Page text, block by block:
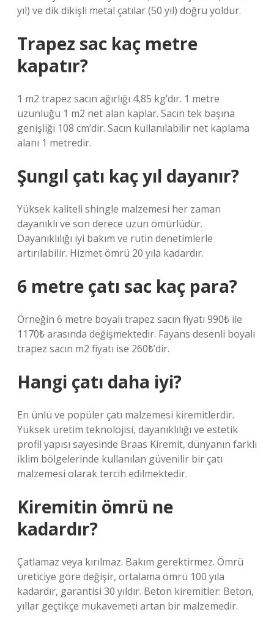
yıl) ve dik dikişli metal çatılar (50 yıl) doğru yoldur.
Trapez sac kaç metre
kapatır?
1 m2 trapez sacın ağırlığı 4,85 kg’dır. 1 metre
uzunluğu 1 m2 net alan kaplar. Sacın tek başına
genişliği 108 cm’dir. Sacın kullanılabilir net kaplama
alanı 1 metredir.
Şungıl çatı kaç yıl dayanır?
Yüksek kaliteli shingle malzemesi her zaman
dayanıklı ve son derece uzun ömürlüdür.
Dayanıklılığı iyi bakım ve rutin denetimlerle
artırılabilir. Hizmet ömrü 20 yıla kadardır.
6 metre çatı sac kaç para?
Örneğin 6 metre boyalı trapez sacın fiyatı 990₺ ile
1170₺ arasında değişmektedir. Fayans desenli boyalı
trapez sacın m2 fiyatı ise 260₺’dir.
Hangi çatı daha iyi?
En ünlü ve popüler çatı malzemesi kiremitlerdir.
Yüksek üretim teknolojisi, dayanıklılığı ve estetik
profil yapısı sayesinde Braas Kiremit, dünyanın farklı
iklim bölgelerinde kullanılan güvenilir bir çatı
malzemesi olarak tercih edilmektedir.
Kiremitin ömrü ne
kadardır?
Çatlamaz veya kırılmaz. Bakım gerektirmez. Ömrü
üreticiye göre değişir, ortalama ömrü 100 yıla
kadardır, garantisi 30 yıldır. Beton kiremitler: Beton,
yıllar geçtikçe mukavemeti artan bir malzemedir.